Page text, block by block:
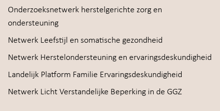
Onderzoeksnetwerk herstelgerichte zorg en
ondersteuning
Netwerk Leefstijl en somatische gezondheid
Netwerk Herstelondersteuning en ervaringsdeskundigheid
Landelijk Platform Familie Ervaringsdeskundigheid
Netwerk Licht Verstandelijke Beperking in de GGZ